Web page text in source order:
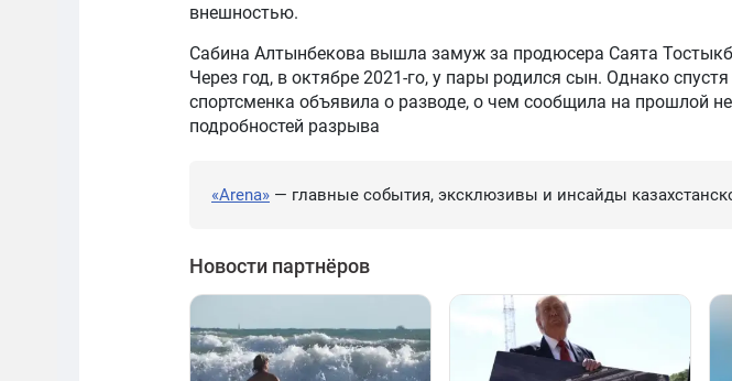
внешностью.
Сабина Алтынбекова вышла замуж за продюсера Саята
Через год, в октябре 2021-го, у пары родился сын. Однако
спортсменка объявила о разводе, о чем сообщила на прошлой
подробностей разрыва
«Arena» — главные события, эксклюзивы и инсайды